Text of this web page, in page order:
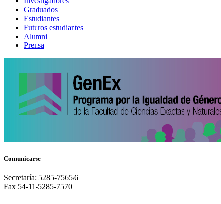
Graduados
Estudiantes
Futuros estudiantes
Alumni
Prensa
Comunicarse
Secretaría: 5285-7565/6
Fax 54-11-5285-7570